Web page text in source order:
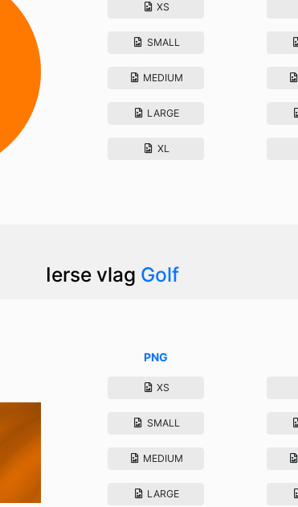
XS
SMALL
MEDIUM
LARGE
XL
Ierse vlag Golf
PNG
XS
SMALL
MEDIUM
LARGE